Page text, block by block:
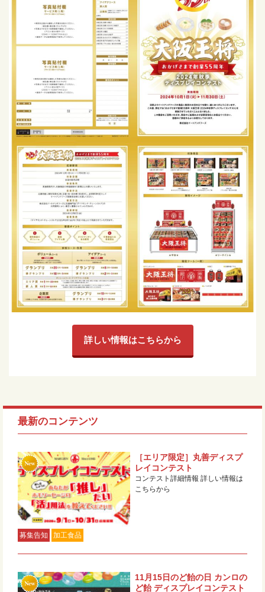
詳しい情報はこちらから
最新のコンテンツ
募集告知 加工食品
［エリア限定］丸善ディスプ
レイコンテスト
コンテスト詳細情報 詳しい情報は
こちらから
11月15日のど飴の日 カンロの
ど飴 ディスプレイコンテスト